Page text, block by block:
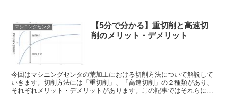
マシニングセンタ
【5分で分かる】重切削と高速切
削のメリット・デメリット
今回はマシニングセンタの荒加工における切削方法について解説して
いきます。切削方法には「重切削」、「高速切削」の２種類があり、
それぞれメリット・デメリットがあります。この記事ではそれらにつ